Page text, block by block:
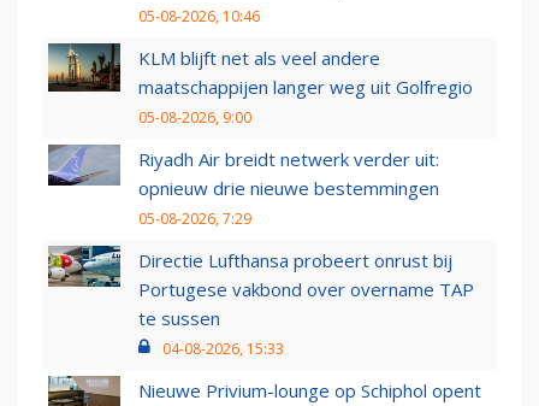
05-08-2026, 10:46
KLM blijft net als veel andere
maatschappijen langer weg uit Golfregio
05-08-2026, 9:00
Riyadh Air breidt netwerk verder uit:
opnieuw drie nieuwe bestemmingen
05-08-2026, 7:29
Directie Lufthansa probeert onrust bij
Portugese vakbond over overname TAP
te sussen
04-08-2026, 15:33
Nieuwe Privium-lounge op Schiphol opent